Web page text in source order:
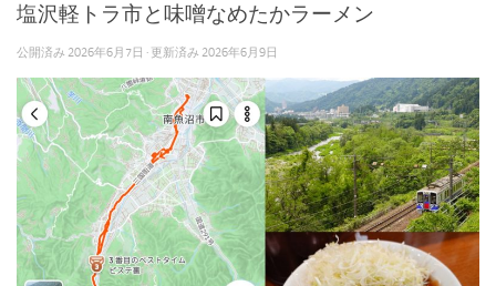
塩沢軽トラ市と味噌なめたかラーメン
公開済み 2026年6月7日 · 更新済み 2026年6月9日